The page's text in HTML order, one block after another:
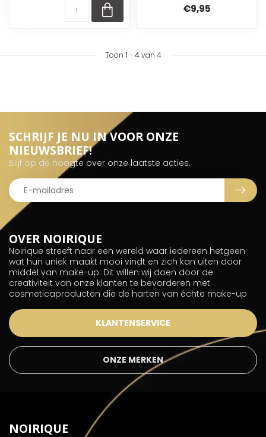
€9,95
Toon 1 - 4van 4
OVER NOIRIQUE
Noirique streeft naar een wereld waar iedereen hetgeen
wat hun uniek maakt mooi vindt en zich kan uiten door
middel van make-up. Dit willen wij doen door de
creativiteit van onze klanten te bevorderen met
cosmeticaproducten die de harten van échte make-up
KLANTENSERVICE
ONZE MERKEN
SCHRIJF JE NU IN VOOR ONZE
NIEUWSBRIEF!
Blijf op de hoogte over onze laatste acties.
NOIRIQUE